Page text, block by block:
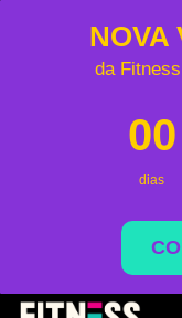
NOVA
da
00
dias
Skip